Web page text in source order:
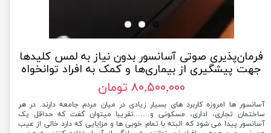
فرمان‌پذیری صوتی آسانسور بدون نیاز به لمس کلیدها
جهت پیشگیری از بیماری‌ها و کمک به افراد توانخواه
۸۰,۵۰۰,۰۰۰ تومان
آسانسور ها امروزه کاربرد های بسیار زیادی در میان مردم جامعه دارند. در هر
ساختمان تجاری، اداری، مسکونی و…….تقریبا میتوان گفت که حداقل یک
آسانسور پیدا می شود که البته با تمام خوبی ها و مزایایی که دارد خالی از عیب